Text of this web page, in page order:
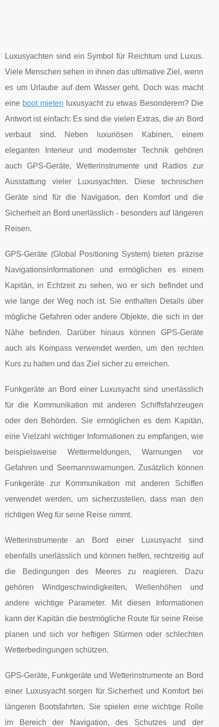
Luxusyachten sind ein Symbol für Reichtum und Luxus.
Viele Menschen sehen in ihnen das ultimative Ziel, wenn
es um Urlaube auf dem Wasser geht. Doch was macht
eine boot mieten luxusyacht zu etwas Besonderem? Die
Antwort ist einfach: Es sind die vielen Extras, die an Bord
verbaut sind. Neben luxuriösen Kabinen, einem
eleganten Interieur und modernster Technik gehören
auch GPS-Geräte, Wetterinstrumente und Radios zur
Ausstattung vieler Luxusyachten. Diese technischen
Geräte sind für die Navigation, den Komfort und die
Sicherheit an Bord unerlässlich - besonders auf längeren
Reisen.
GPS-Geräte (Global Positioning System) bieten präzise
Navigationsinformationen und ermöglichen es einem
Kapitän, in Echtzeit zu sehen, wo er sich befindet und
wie lange der Weg noch ist. Sie enthalten Details über
mögliche Gefahren oder andere Objekte, die sich in der
Nähe befinden. Darüber hinaus können GPS-Geräte
auch als Kompass verwendet werden, um den rechten
Kurs zu halten und das Ziel sicher zu erreichen.
Funkgeräte an Bord einer Luxusyacht sind unerlässlich
für die Kommunikation mit anderen Schiffsfahrzeugen
oder den Behörden. Sie ermöglichen es dem Kapitän,
eine Vielzahl wichtiger Informationen zu empfangen, wie
beispielsweise Wettermeldungen, Warnungen vor
Gefahren und Seemannswarnungen. Zusätzlich können
Funkgeräte zur Kommunikation mit anderen Schiffen
verwendet werden, um sicherzustellen, dass man den
richtigen Weg für seine Reise nimmt.
Wetterinstrumente an Bord einer Luxusyacht sind
ebenfalls unerlässlich und können helfen, rechtzeitig auf
die Bedingungen des Meeres zu reagieren. Dazu
gehören Windgeschwindigkeiten, Wellenhöhen und
andere wichtige Parameter. Mit diesen Informationen
kann der Kapitän die bestmögliche Route für seine Reise
planen und sich vor heftigen Stürmen oder schlechten
Wetterbedingungen schützen.
GPS-Geräte, Funkgeräte und Wetterinstrumente an Bord
einer Luxusyacht sorgen für Sicherheit und Komfort bei
längeren Bootsfahrten. Sie spielen eine wichtige Rolle
im Bereich der Navigation, des Schutzes und der